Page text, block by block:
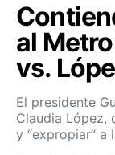
al
vs.
El presidente
Claudia López,
y “expropiar” a